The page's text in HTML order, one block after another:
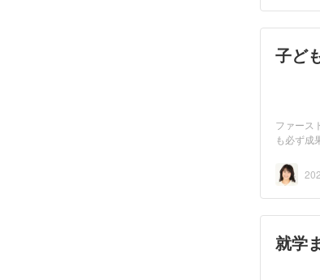
子ど
ファース
も必ず成
就学